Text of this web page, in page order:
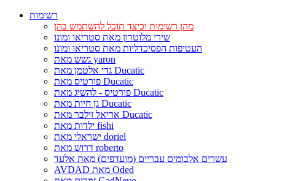
רשימות
מהן רשימות וכיצד תוכל להשתמש בהן
שירי מלוטרון מאת סטריאו ומונו
העטיפות הפסיכדליות מאת סטריאו ומונו
גשש מאת yaron
גדי אלטמן מאת Ducatic
פורטיס מאת Ducatic
פורטיס - להשיג מאת Ducatic
גן חיות מאת Ducatic
אריאל זילבר מאת Ducatic
ילדות מאת fishi
ישראלי מאת doriel
דרוש מאת roberto
עשרים אלבומים עבריים (מועדפים) מאת אלעד
AVDAD מאת Oded